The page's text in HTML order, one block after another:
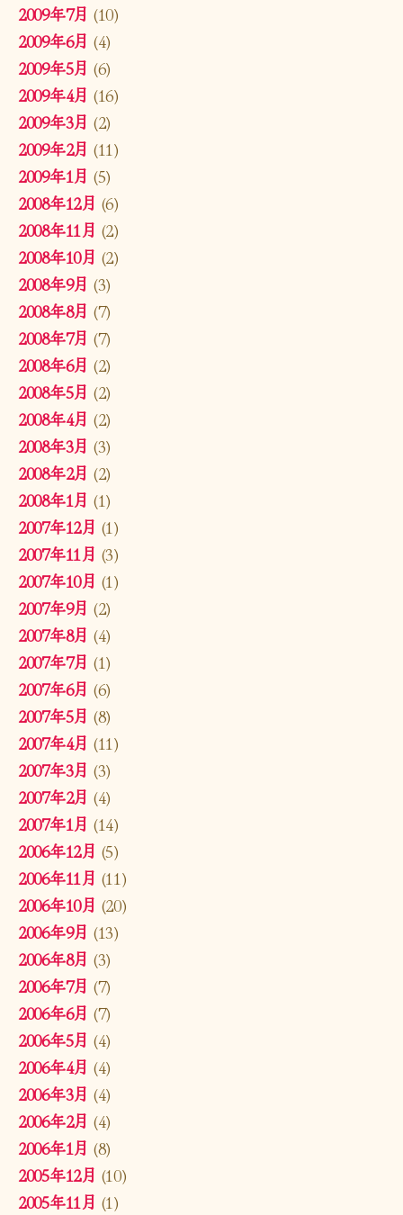
2009年7月 (10)
2009年6月 (4)
2009年5月 (6)
2009年4月 (16)
2009年3月 (2)
2009年2月 (11)
2009年1月 (5)
2008年12月 (6)
2008年11月 (2)
2008年10月 (2)
2008年9月 (3)
2008年8月 (7)
2008年7月 (7)
2008年6月 (2)
2008年5月 (2)
2008年4月 (2)
2008年3月 (3)
2008年2月 (2)
2008年1月 (1)
2007年12月 (1)
2007年11月 (3)
2007年10月 (1)
2007年9月 (2)
2007年8月 (4)
2007年7月 (1)
2007年6月 (6)
2007年5月 (8)
2007年4月 (11)
2007年3月 (3)
2007年2月 (4)
2007年1月 (14)
2006年12月 (5)
2006年11月 (11)
2006年10月 (20)
2006年9月 (13)
2006年8月 (3)
2006年7月 (7)
2006年6月 (7)
2006年5月 (4)
2006年4月 (4)
2006年3月 (4)
2006年2月 (4)
2006年1月 (8)
2005年12月 (10)
2005年11月 (1)